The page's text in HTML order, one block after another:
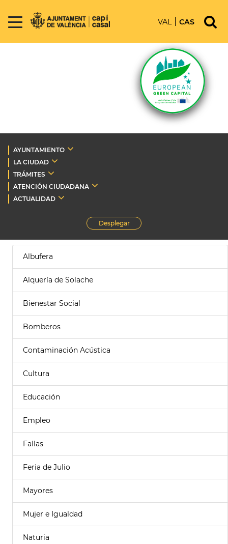
VAL CAS
AYUNTAMIENTO
LA CIUDAD
TRÁMITES
ATENCIÓN CIUDADANA
ACTUALIDAD
Desplegar
Albufera
Alquería de Solache
Bienestar Social
Bomberos
Contaminación Acústica
Cultura
Educación
Empleo
Fallas
Feria de Julio
Mayores
Mujer e Igualdad
Naturia